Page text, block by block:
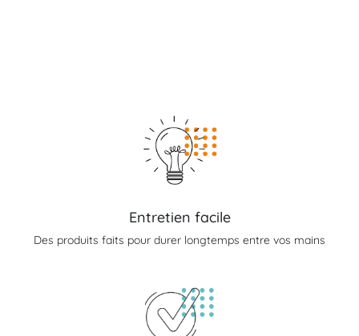
Entretien facile
Des produits faits pour durer longtemps entre vos mains